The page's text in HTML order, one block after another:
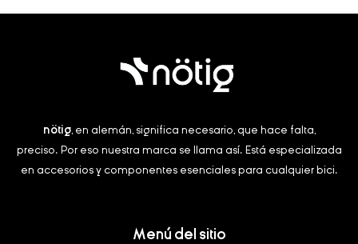
nötig, en alemán, significa necesario, que hace falta,
preciso. Por eso nuestra marca se llama así. Está especializada
en accesorios y componentes esenciales para cualquier bici.
Menú del sitio